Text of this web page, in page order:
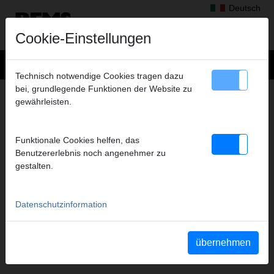
Deutsch
PRODUKTSUCHE
Cookie-Einstellungen
Technisch notwendige Cookies tragen dazu
bei, grundlegende Funktionen der Website zu
gewährleisten.
Funktionale Cookies helfen, das
Benutzererlebnis noch angenehmer zu
gestalten.
Datenschutzinformation
übernehmen